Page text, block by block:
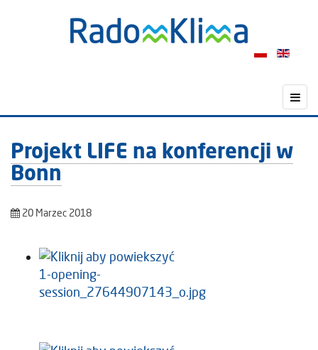
Projekt LIFE na konferencji w
Bonn
20 Marzec 2018